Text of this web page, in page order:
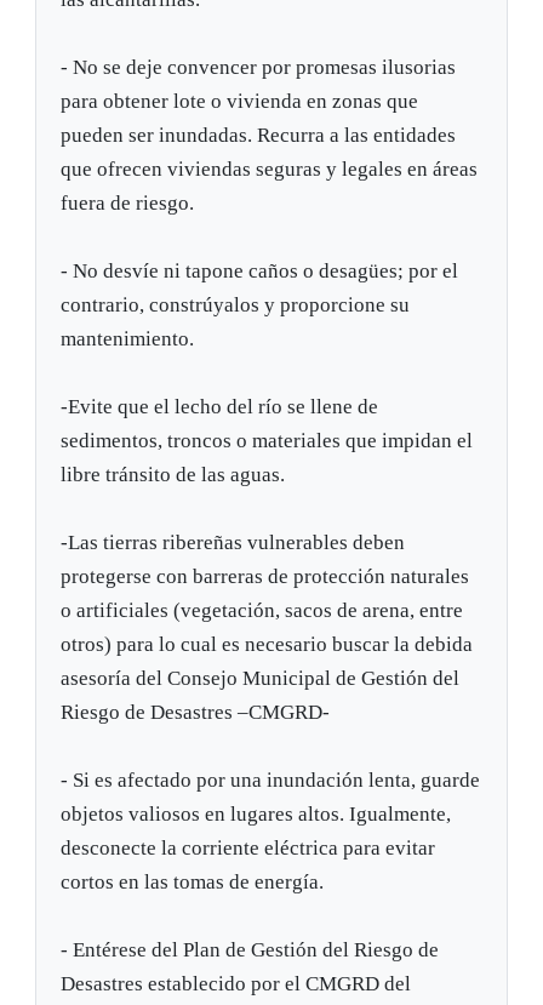
- No se deje convencer por promesas ilusorias
para obtener lote o vivienda en zonas que
pueden ser inundadas. Recurra a las entidades
que ofrecen viviendas seguras y legales en áreas
fuera de riesgo.
- No desvíe ni tapone caños o desagües; por el
contrario, constrúyalos y proporcione su
mantenimiento.
-Evite que el lecho del río se llene de
sedimentos, troncos o materiales que impidan el
libre tránsito de las aguas.
-Las tierras ribereñas vulnerables deben
protegerse con barreras de protección naturales
o artificiales (vegetación, sacos de arena, entre
otros) para lo cual es necesario buscar la debida
asesoría del Consejo Municipal de Gestión del
Riesgo de Desastres –CMGRD-
- Si es afectado por una inundación lenta, guarde
objetos valiosos en lugares altos. Igualmente,
desconecte la corriente eléctrica para evitar
cortos en las tomas de energía.
- Entérese del Plan de Gestión del Riesgo de
Desastres establecido por el CMGRD del